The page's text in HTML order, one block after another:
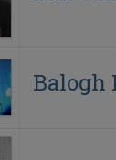
Balogh